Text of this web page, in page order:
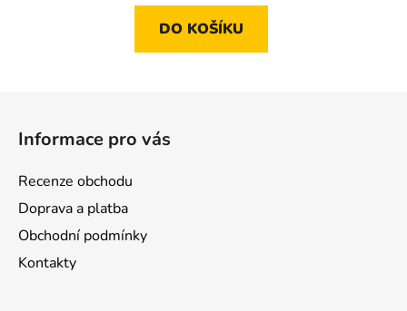
DO KOŠÍKU
Informace pro vás
Recenze obchodu
Doprava a platba
Obchodní podmínky
Kontakty